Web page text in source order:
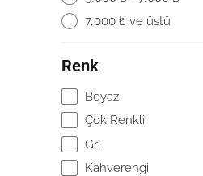
7,000 ₺ ve üstü
Renk
Beyaz
Çok Renkli
Gri
Kahverengi